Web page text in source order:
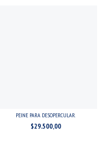
PEINE PARA DESOPERCULAR.
$29.500,00